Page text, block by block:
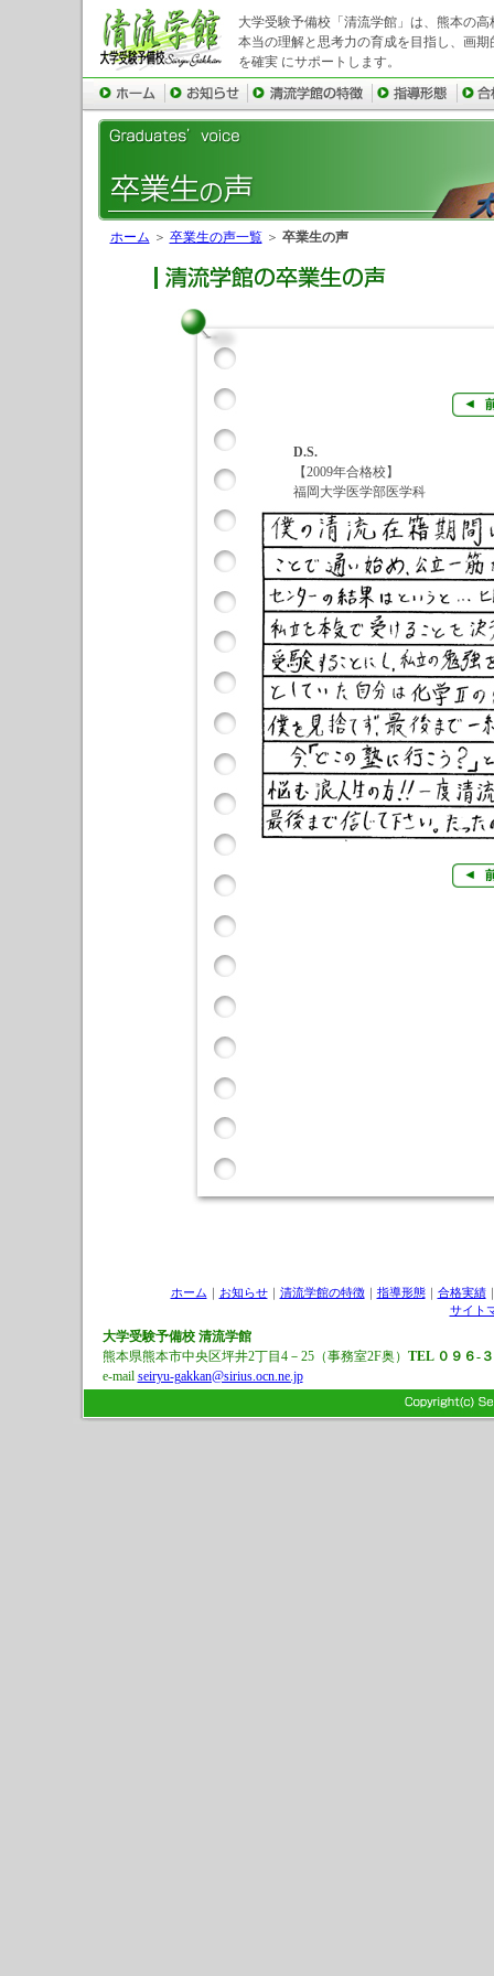
大学受験予備校「清流学館」は、熊本の
本当の理解と思考力の育成を目指し、画
を確実 にサポートします。
ホーム ＞ 卒業生の声一覧＞ 卒業生の声
D.S.
【2009年合格校】
福岡大学医学部医学科
ホーム ｜ お知らせ｜ 清流学館の特徴｜ 指導形態｜ 合格実績
サイト
大学受験予備校 清流学館
熊本県熊本市中央区坪井2丁目4－25（事務室2F奥） TEL ０９６-
e-mail seiryu-gakkan@sirius.ocn.ne.jp